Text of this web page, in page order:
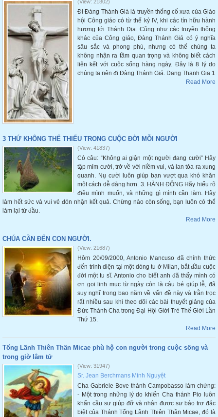
(View: 21802)
Đi Đàng Thánh Giá là truyền thống cổ xưa của Giáo
hội Công giáo có từ thế kỷ IV, khi các tín hữu hành
hương tới Thánh Địa. Cũng như các truyền thống
khác của Công giáo, Đàng Thánh Giá có ý nghĩa
sâu sắc và phong phú, nhưng có thể chúng ta
không nhận ra tầm quan trọng và không biết cách
liên kết với cuộc sống hàng ngày. Đây là 8 lý do
chúng ta nên đi Đàng Thánh Giá. Dang Thanh Gia 1
Read More
3 THỨ KHÔNG THỂ THIẾU TRONG CUỘC ĐỜI MỖI NGƯỜI
(View: 41837)
Có câu: “Không ai giận một người đang cười” Hãy
tập mỉm cười, trở về với niềm vui, và lan tỏa ra xung
quanh. Nụ cười luôn giúp bạn vượt qua khó khăn
một cách dễ dàng hơn. 3. HÀNH ĐỘNG Hãy hiểu rõ
điều mình muốn, và những gì mình cần làm. Hãy
làm hết sức và vui vẻ đón nhận kết quả. Chừng nào còn sống, bạn luôn có thể
làm lại từ đầu.
Read More
CHÚA CẦN ĐẾN CON NGƯỜI.
(View: 21687)
Hôm 20/09/2000, Antonio Mancuso đã chính thức
đến trình diện tại một dòng tu ở Milan, bắt đầu cuộc
đời một tu sĩ. Antonio cho biết anh đã thấy mình có
ơn gọi linh mục từ ngày còn là cậu bé giúp lễ, đã
suy nghĩ trong bao năm về vấn đề này và trằn trọc
rất nhiều sau khi theo dõi các bài thuyết giảng của
Đức Thánh Cha trong Đại Hội Giới Trẻ Thế Giới Lần
Thứ 15.
Read More
Tổng Lãnh Thiên Thần Micae phù hộ con người trong cuộc sống và
trong giờ lâm tử
(View: 31947)
Sr. Jean Berchmans Minh Nguyệt
Cha Gabriele Bove thành Campobasso làm chứng:
- Một trong những lý do khiến Cha thánh Pio luôn
khẩn cầu sự giúp đỡ và nhận được sự bảo trợ đặc
biệt của Thánh Tổng Lãnh Thiên Thần Micae, đó là